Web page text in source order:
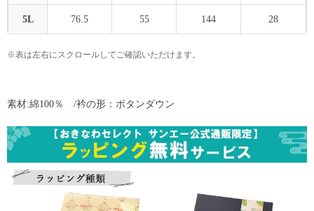
5L 76.5 55 144 28
※表は左右にスクロールしてご確認いただけます。
素材:綿100％ /衿の形：ボタンダウン